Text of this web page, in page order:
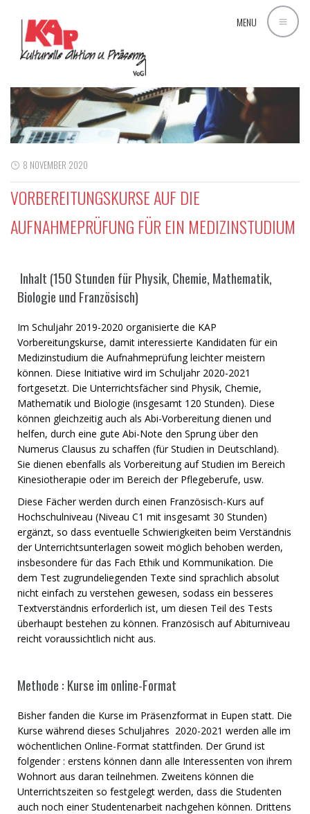
MENU
8 NOVEMBER 2020
VORBEREITUNGSKURSE AUF DIE
AUFNAHMEPRÜFUNG FÜR EIN MEDIZINSTUDIUM
Inhalt (150 Stunden für Physik, Chemie, Mathematik,
Biologie und Französisch)
Im Schuljahr 2019-2020 organisierte die KAP
Vorbereitungskurse, damit interessierte Kandidaten für ein
Medizinstudium die Aufnahmeprüfung leichter meistern
können. Diese Initiative wird im Schuljahr 2020-2021
fortgesetzt. Die Unterrichtsfächer sind Physik, Chemie,
Mathematik und Biologie (insgesamt 120 Stunden). Diese
können gleichzeitig auch als Abi-Vorbereitung dienen und
helfen, durch eine gute Abi-Note den Sprung über den
Numerus Clausus zu schaffen (für Studien in Deutschland).
Sie dienen ebenfalls als Vorbereitung auf Studien im Bereich
Kinesiotherapie oder im Bereich der Pflegeberufe, usw.
Diese Fächer werden durch einen Französisch-Kurs auf
Hochschulniveau (Niveau C1 mit insgesamt 30 Stunden)
ergänzt, so dass eventuelle Schwierigkeiten beim Verständnis
der Unterrichtsunterlagen soweit möglich behoben werden,
insbesondere für das Fach Ethik und Kommunikation. Die
dem Test zugrundeliegenden Texte sind sprachlich absolut
nicht einfach zu verstehen gewesen, sodass ein besseres
Textverständnis erforderlich ist, um diesen Teil des Tests
überhaupt bestehen zu können. Französisch auf Abiturniveau
reicht voraussichtlich nicht aus.
Methode : Kurse im online-Format
Bisher fanden die Kurse im Präsenzformat in Eupen statt. Die
Kurse während dieses Schuljahres 2020-2021 werden alle im
wöchentlichen Online-Format stattfinden. Der Grund ist
folgender : erstens können dann alle Interessenten von ihrem
Wohnort aus daran teilnehmen. Zweitens können die
Unterrichtszeiten so festgelegt werden, dass die Studenten
auch noch einer Studentenarbeit nachgehen können. Drittens